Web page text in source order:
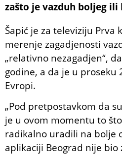
zašto je vazduh boljeg
Šapić je za televiziju Prva
merenje zagadjenosti
„relativno nezagadjen“,
godine, a da je u proseku
Evropi.
„Pod pretpostavkom da
je u ovom momentu to
radikalno uradili na bolje
aplikaciji Beograd nije bio